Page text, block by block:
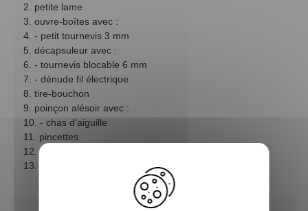
2. petite lame
3. ouvre-boîtes avec :
4. - petit tournevis 3 mm
5. décapsuleur avec :
6. - tournevis blocable 6 mm
7. - dénude fil électrique
8. tire-bouchon
9. poinçon alésoir avec :
10. - chas d'aiguille
11. pincettes
12. cure-dents
13. anneau